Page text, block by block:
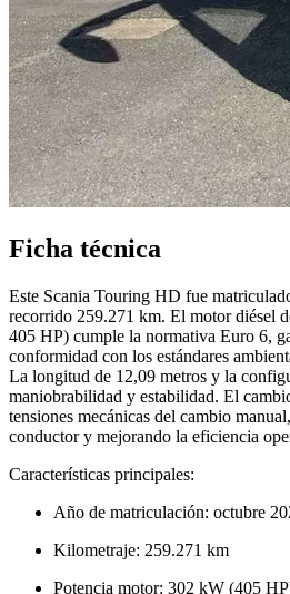
Ficha técnica
Este Scania Touring HD fue
recorrido 259.271 km. El motor diésel
405 HP) cumple la normativa Euro 6,
conformidad con los estándares
La longitud de 12,09 metros y la
maniobrabilidad y estabilidad. El
tensiones mecánicas del cambio
conductor y mejorando la eficiencia
Características principales:
Año de matriculación: octubre
Kilometraje: 259.271 km
Potencia motor: 302 kW (405